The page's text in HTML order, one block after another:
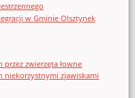
w Gminie Olsztynek
zwierzęta łowne
niekorzystnymi zjawiskami